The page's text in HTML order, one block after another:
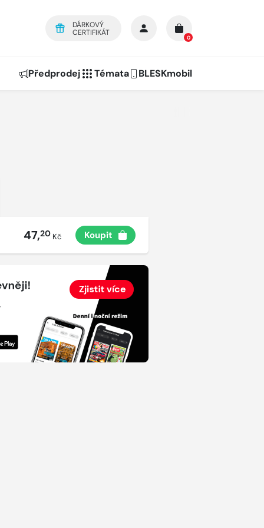
DÁRKOVÝ
CERTIFIKÁT
0
Předprodej Témata BLESKmobil
47,20Kč Koupit